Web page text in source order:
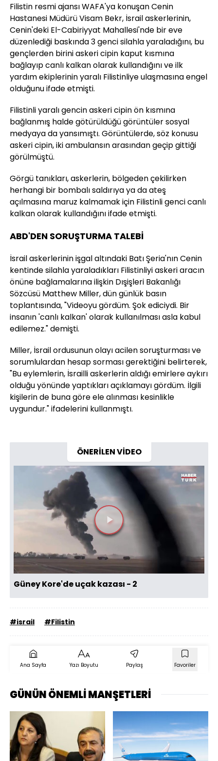
Filistin resmi ajansı WAFA'ya konuşan Cenin
Hastanesi Müdürü Visam Bekr, İsrail askerlerinin,
Cenin'deki El-Cabiriyyat Mahallesi'nde bir eve
düzenlediği baskında 3 genci silahla yaraladığını, bu
gençlerden birini askeri cipin kaput kısmına
bağlayıp canlı kalkan olarak kullandığını ve ilk
yardım ekiplerinin yaralı Filistinliye ulaşmasına engel
olduğunu ifade etmişti.
Filistinli yaralı gencin askeri cipin ön kısmına
bağlanmış halde götürüldüğü görüntüler sosyal
medyaya da yansımıştı. Görüntülerde, söz konusu
askeri cipin, iki ambulansın arasından geçip gittiği
görülmüştü.
Görgü tanıkları, askerlerin, bölgeden çekilirken
herhangi bir bombalı saldırıya ya da ateş
açılmasına maruz kalmamak için Filistinli genci canlı
kalkan olarak kullandığını ifade etmişti.
ABD'DEN SORUŞTURMA TALEBİ
İsrail askerlerinin işgal altındaki Batı Şeria'nın Cenin
kentinde silahla yaraladıkları Filistinliyi askeri aracın
önüne bağlamalarına ilişkin Dışişleri Bakanlığı
Sözcüsü Matthew Miller, dün günlük basın
toplantısında, "Videoyu gördüm. Şok ediciydi. Bir
insanın 'canlı kalkan' olarak kullanılması asla kabul
edilemez." demişti.
Miller, İsrail ordusunun olayı acilen soruşturması ve
sorumlulardan hesap sorması gerektiğini belirterek,
"Bu eylemlerin, İsrailli askerlerin aldığı emirlere aykırı
olduğu yönünde yaptıkları açıklamayı gördüm. İlgili
kişilerin de buna göre ele alınması kesinlikle
uygundur." ifadelerini kullanmıştı.
ÖNERİLEN VİDEO
Videoyu
Güney Kore'de uçak kazası - 2
#israil #Filistin
Ana Sayfa Yazı Boyutu Paylaş Favoriler
GÜNÜN ÖNEMLİ MANŞETLERİ